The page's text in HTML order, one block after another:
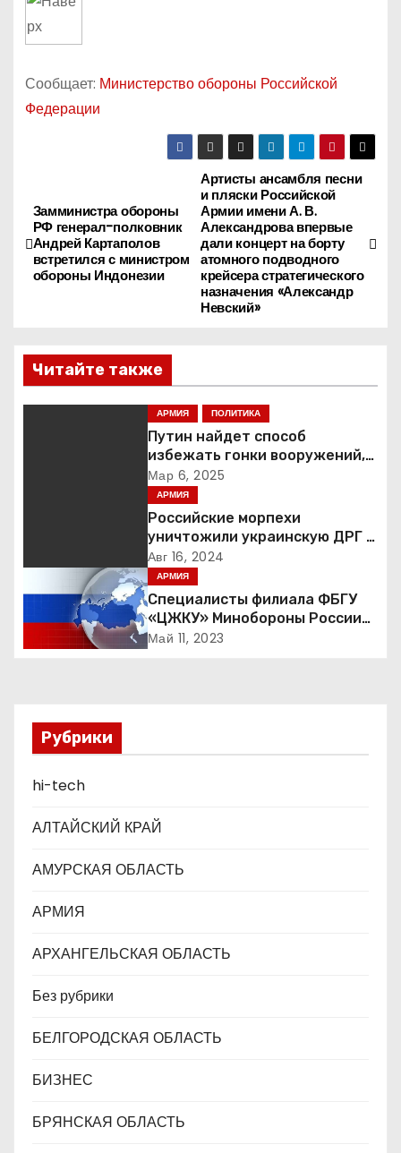
Сообщает: Министерство обороны Российской
Федерации
а
в
а
ц
о
з
а
и
с
я
м
Артисты ансамбля песни
и пляски Российской
Армии имени А. В.
Александрова впервые
дали концерт на борту
атомного подводного
крейсера стратегического
назначения «Александр
Невский»
Замминистра обороны
РФ генерал-полковник
Андрей Картаполов
встретился с министром
обороны Индонезии
Читайте также
АРМИЯ ПОЛИТИКА
Путин найдет способ
избежать гонки вооружений,
заявил пресс-секретарь
Мар 6, 2025
АРМИЯ
Российские морпехи
уничтожили украинскую ДРГ в
Курской области
Авг 16, 2024
АРМИЯ
Специалисты филиала ФБГУ
«ЦЖКУ» Минобороны России
по ЦВО переведены в режим
Май 11, 2023
Рубрики
hi-tech
АЛТАЙСКИЙ КРАЙ
АМУРСКАЯ ОБЛАСТЬ
АРМИЯ
АРХАНГЕЛЬСКАЯ ОБЛАСТЬ
Без рубрики
БЕЛГОРОДСКАЯ ОБЛАСТЬ
БИЗНЕС
БРЯНСКАЯ ОБЛАСТЬ